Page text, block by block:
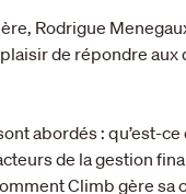
Rodrigue
de répondre aux
abordés : qu’est-
de la gestion
Climb gère sa